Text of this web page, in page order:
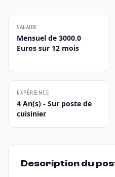
SALAIRE
Mensuel de 3000.0
Euros sur 12 mois
EXPÉRIENCE
4 An(s) - Sur poste de
cuisinier
Description du